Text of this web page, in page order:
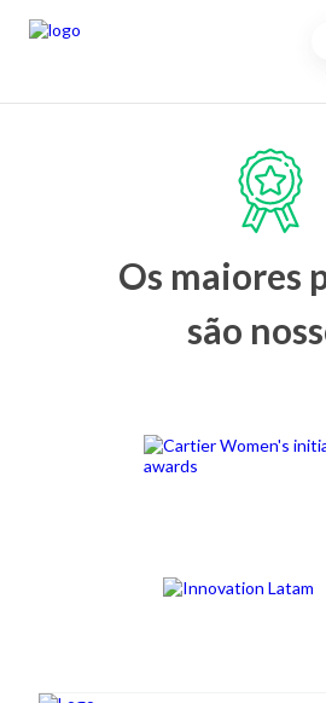
Os maiores
são